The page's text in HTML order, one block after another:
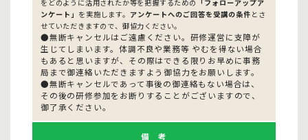
をどのように活用されたか等を把握するための 「フォローアップア
ンケート」 を実施します。 アンケートへのご回答を受講の条件 とさ
せていただきますので、御協力ください。
●無断キャンセルはご遠慮ください。研修運営に支障が
生じてしまいます。体調不良や業務等 やむを得ない場合
もあると思いますが、その際はできる限りお早めに事務
局まで御連絡いただきますよう御協力をお願いします。
●無断キャンセルであって事後の御連絡もない場合は、
その後の研修参加をお断りすることがございますので、
御了承ください。
備 考